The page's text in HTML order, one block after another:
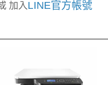
加入LINE官方帳號